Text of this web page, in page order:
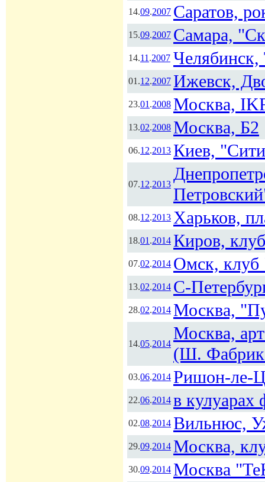
14.09.2007 Саратов,
15.09.2007 Самара,
14.11.2007 Челябинск,
01.12.2007 Ижевск,
23.01.2008 Москва,
13.02.2008 Москва, Б2
06.12.2013 Киев,
07.12.2013
08.12.2013 Харьков,
18.01.2014 Киров,
07.02.2014 Омск,
13.02.2014 С-
28.02.2014 Москва,
14.05.2014
Москва,
(Ш.
03.06.2014 Ришон-ле-
22.06.2014 в кулуарах
02.08.2014 Вильнюс,
29.09.2014 Москва,
30.09.2014 Москва